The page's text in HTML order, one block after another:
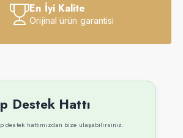
En İyi Kalite
Orijinal ürün garantisi
Destek Hattı
destek hattımızdan bize ulaşabilirsiniz.